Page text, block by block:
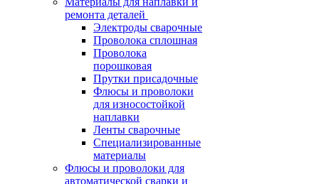
ремонта деталей
Электроды сварочные
Проволока сплошная
Проволока
порошковая
Прутки присадочные
Флюсы и проволоки
для износостойкой
наплавки
Ленты сварочные
Специализированные
материалы
Флюсы и проволоки для
автоматической сварки и